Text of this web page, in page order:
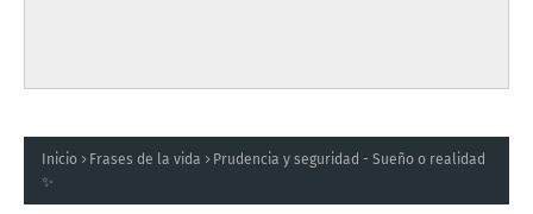
Inicio Frases de la vida
Prudencia y seguridad - Sueño o realidad
✨